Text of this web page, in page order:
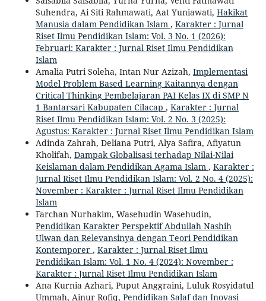
Suhendra, Ai Siti Rahmawati, Aat Yuniawati, Hakikat
Manusia dalam Pendidikan Islam , Karakter : Jurnal
Riset Ilmu Pendidikan Islam: Vol. 3 No. 1 (2026):
Februari: Karakter : Jurnal Riset Ilmu Pendidikan
Islam
Amalia Putri Soleha, Intan Nur Azizah, Implementasi
Model Problem Based Learning Kaitannya dengan
Critical Thinking Pembelajaran PAI Kelas IX di SMP N
1 Bantarsari Kabupaten Cilacap , Karakter : Jurnal
Riset Ilmu Pendidikan Islam: Vol. 2 No. 3 (2025):
Agustus: Karakter : Jurnal Riset Ilmu Pendidikan Islam
Adinda Zahrah, Deliana Putri, Alya Safira, Afiyatun
Kholifah, Dampak Globalisasi terhadap Nilai-Nilai
Keislaman dalam Pendidikan Agama Islam , Karakter :
Jurnal Riset Ilmu Pendidikan Islam: Vol. 2 No. 4 (2025):
November : Karakter : Jurnal Riset Ilmu Pendidikan
Islam
Farchan Nurhakim, Wasehudin Wasehudin,
Pendidikan Karakter Perspektif Abdullah Nashih
Ulwan dan Relevansinya dengan Teori Pendidikan
Kontemporer , Karakter : Jurnal Riset Ilmu
Pendidikan Islam: Vol. 1 No. 4 (2024): November :
Karakter : Jurnal Riset Ilmu Pendidikan Islam
Ana Kurnia Azhari, Puput Anggraini, Luluk Rosyidatul
Ummah, Ainur Rofiq, Pendidikan Salaf dan Inovasi